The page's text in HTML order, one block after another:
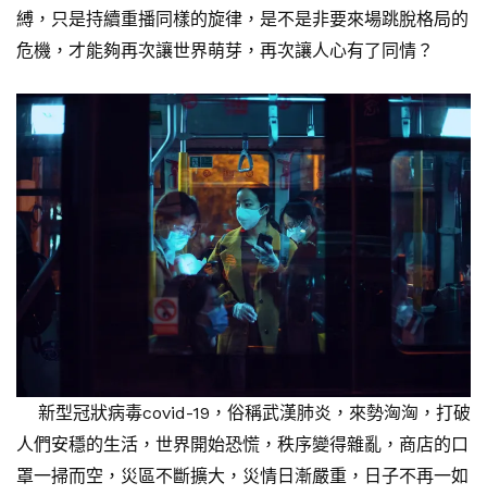
縛，只是持續重播同樣的旋律，是不是非要來場跳脫格局的
危機，才能夠再次讓世界萌芽，再次讓人心有了同情？
新型冠狀病毒covid-19，俗稱武漢肺炎，來勢洶洶，打破
人們安穩的生活，世界開始恐慌，秩序變得雜亂，商店的口
罩一掃而空，災區不斷擴大，災情日漸嚴重，日子不再一如